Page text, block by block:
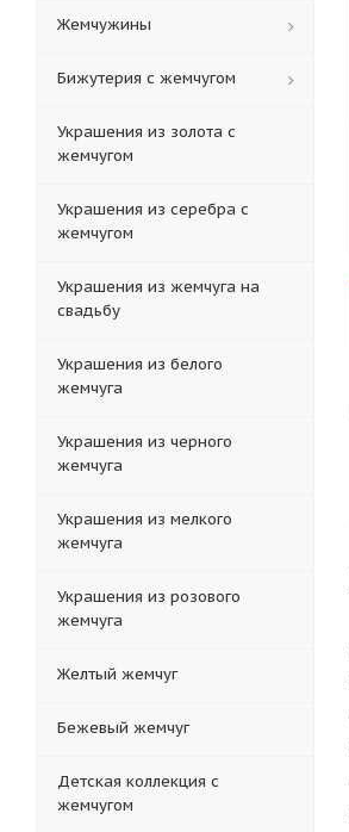
Жемчужины
Бижутерия с жемчугом
Украшения из золота с
жемчугом
Украшения из серебра с
жемчугом
Украшения из жемчуга на
свадьбу
Украшения из белого
жемчуга
Украшения из черного
жемчуга
Украшения из мелкого
жемчуга
Украшения из розового
жемчуга
Желтый жемчуг
Бежевый жемчуг
Детская коллекция с
жемчугом